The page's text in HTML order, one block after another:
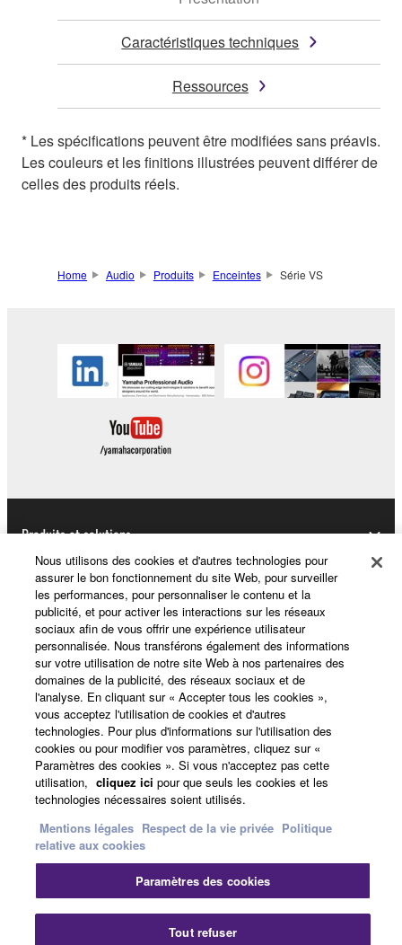
Caractéristiques techniques
Ressources
* Les spécifications peuvent être modifiées sans préavis.
Les couleurs et les finitions illustrées peuvent différer de
celles des produits réels.
Home Audio Produits Enceintes Série VS
Produits et solutions
Actualités
A propos de Yamaha
France - French
Grand Public
Nous contacter
Respect de la vie privée
Politique relative aux cookies
© Yamaha Corporation.
Nous utilisons des cookies et d'autres technologies pour
assurer le bon fonctionnement du site Web, pour surveiller
les performances, pour personnaliser le contenu et la
publicité, et pour activer les interactions sur les réseaux
sociaux afin de vous offrir une expérience utilisateur
personnalisée. Nous transférons également des informations
sur votre utilisation de notre site Web à nos partenaires des
domaines de la publicité, des réseaux sociaux et de
l'analyse. En cliquant sur « Accepter tous les cookies »,
vous acceptez l'utilisation de cookies et d'autres
technologies. Pour plus d'informations sur l'utilisation des
cookies ou pour modifier vos paramètres, cliquez sur «
Paramètres des cookies ». Si vous n'acceptez pas cette
utilisation, cliquez ici pour que seuls les cookies et les
technologies nécessaires soient utilisés.
Mentions légales Respect de la vie privée Politique
relative aux cookies
Paramètres des cookies
Tout refuser